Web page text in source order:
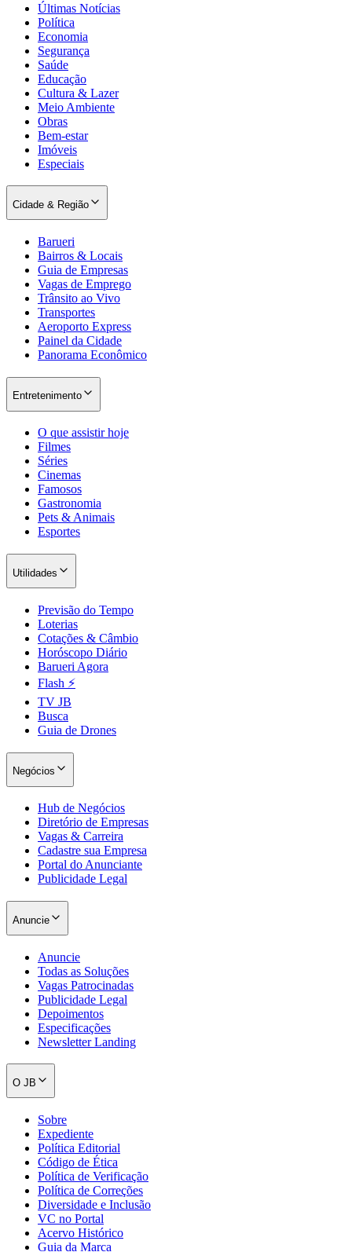
Últimas Notícias
Política
Economia
Segurança
Saúde
Educação
Cultura & Lazer
Meio Ambiente
Obras
Bem-estar
Imóveis
Especiais
Cidade & Região
Barueri
Bairros & Locais
Guia de Empresas
Vagas de Emprego
Trânsito ao Vivo
Transportes
Aeroporto Express
Painel da Cidade
Panorama Econômico
Entretenimento
O que assistir hoje
Filmes
Séries
Cinemas
Famosos
Gastronomia
Pets & Animais
Esportes
Utilidades
Previsão do Tempo
Loterias
Cotações & Câmbio
Horóscopo Diário
Barueri Agora
Flash ⚡
TV JB
Busca
Guia de Drones
Negócios
Hub de Negócios
Diretório de Empresas
Vagas & Carreira
Cadastre sua Empresa
Portal do Anunciante
Publicidade Legal
Anuncie
Anuncie
Todas as Soluções
Vagas Patrocinadas
Publicidade Legal
Depoimentos
Especificações
Newsletter Landing
O JB
Sobre
Expediente
Política Editorial
Código de Ética
Política de Verificação
Política de Correções
Diversidade e Inclusão
VC no Portal
Acervo Histórico
Guia da Marca